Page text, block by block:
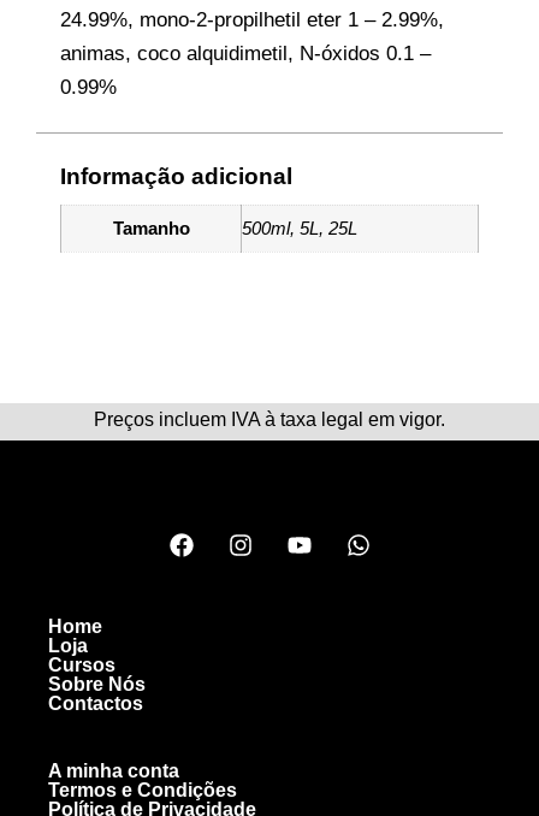
24.99%, mono-2-propilhetil eter 1 – 2.99%,
animas, coco alquidimetil, N-óxidos 0.1 –
0.99%
Informação adicional
Tamanho 500ml, 5L, 25L
Preços incluem IVA à taxa legal em vigor.
Home
Loja
Cursos
Sobre Nós
Contactos
A minha conta
Termos e Condições
Política de Privacidade